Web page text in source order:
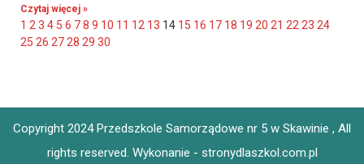
Czytaj więcej »
1 2 3 4 5 6 78 9 10 11 12 13 14 15 16 17 18 19 20 21 22 23 24
25 26 27 28 29 30
Copyright 2024 Przedszkole Samorządowe nr 5 w Skawinie , All
rights reserved. Wykonanie - stronydlaszkol.com.pl